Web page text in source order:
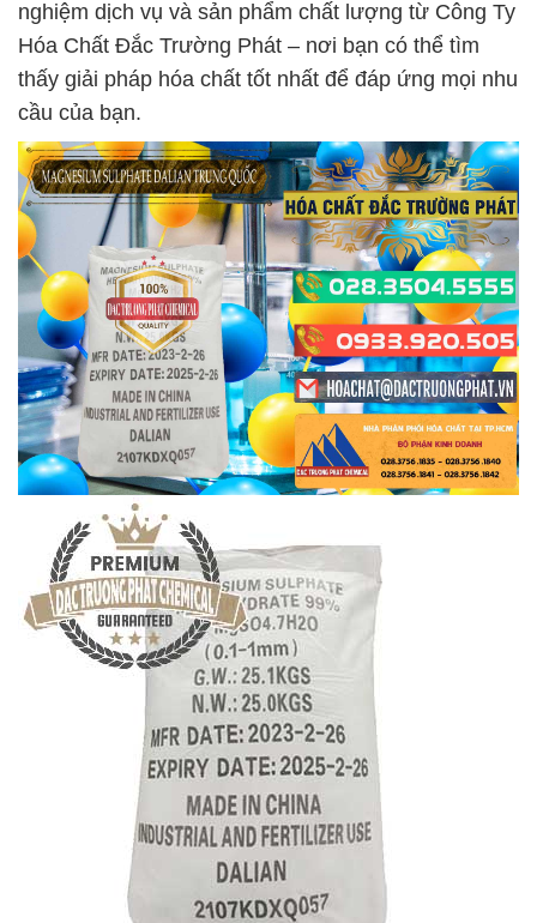
nghiệm dịch vụ và sản phẩm chất lượng từ Công Ty
Hóa Chất Đắc Trường Phát – nơi bạn có thể tìm
thấy giải pháp hóa chất tốt nhất để đáp ứng mọi nhu
cầu của bạn.